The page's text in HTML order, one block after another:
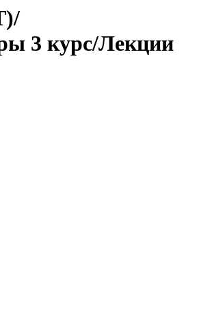
3 курс/Лекции